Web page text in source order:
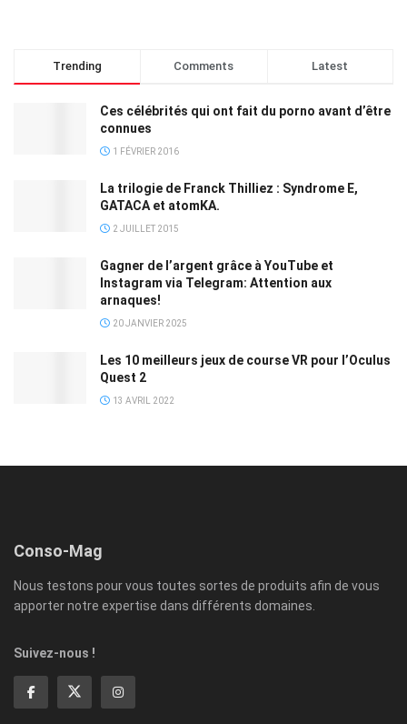
Trending Comments Latest
Ces célébrités qui ont fait du porno avant d’être
connues
1 FÉVRIER 2016
La trilogie de Franck Thilliez : Syndrome E,
GATACA et atomKA.
2 JUILLET 2015
Gagner de l’argent grâce à YouTube et
Instagram via Telegram: Attention aux
arnaques!
20 JANVIER 2025
Les 10 meilleurs jeux de course VR pour l’Oculus
Quest 2
13 AVRIL 2022
Conso-Mag
Nous testons pour vous toutes sortes de produits afin de vous
apporter notre expertise dans différents domaines.
Suivez-nous !